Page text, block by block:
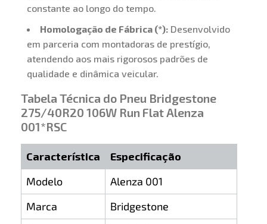
constante ao longo do tempo.
Homologação de Fábrica (*): Desenvolvido
em parceria com montadoras de prestígio,
atendendo aos mais rigorosos padrões de
qualidade e dinâmica veicular.
Tabela Técnica do Pneu Bridgestone
275/40R20 106W Run Flat Alenza
001*RSC
Característica
Especificação
Modelo
Alenza 001
Marca
Bridgestone